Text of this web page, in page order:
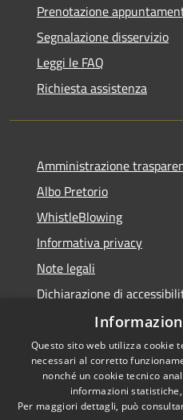
Prenotazione
Segnalazione disservizio
Leggi le FAQ
Richiesta assistenza
Amministrazione
Albo Pretorio
WhistleBlowing
Informativa privacy
Note legali
Dichiarazione di
Accessibilità
Privacy
Questo sito web utilizza cookie
necessari al corretto
nonché un cookie tecnico
informazioni
Per maggiori dettagli, può